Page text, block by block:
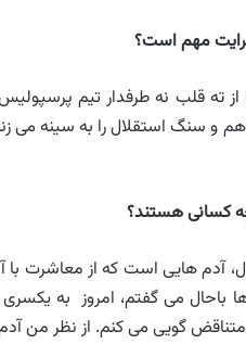
مهم است؟
از ته قلب نه طرفدار تیم
و سنگ استقلال را به سینه می
کسانی هستند؟
آدم هایی است که از معاشرت
باحال می گفتم، امروز به
گویی می کنم. از نظر من